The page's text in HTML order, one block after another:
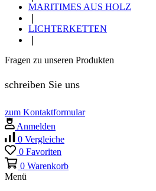
MARITIMES AUS HOLZ
LICHTERKETTEN
Fragen zu unseren Produkten
schreiben Sie uns
zum Kontaktformular
Anmelden
0 Vergleiche
0 Favoriten
0 Warenkorb
Menü